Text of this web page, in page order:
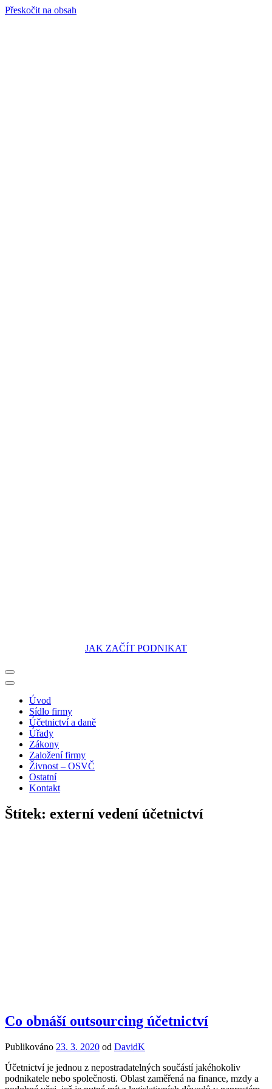
Přeskočit na obsah
JAK ZAČÍT PODNIKAT
Úvod
Sídlo firmy
Účetnictví a daně
Úřady
Zákony
Založení firmy
Živnost – OSVČ
Ostatní
Kontakt
Štítek: externí vedení účetnictví
Co obnáší outsourcing účetnictví
Publikováno 23. 3. 2020 od DavidK
Účetnictví je jednou z nepostradatelných součástí jakéhokoliv
podnikatele nebo společnosti. Oblast zaměřená na finance, mzdy a